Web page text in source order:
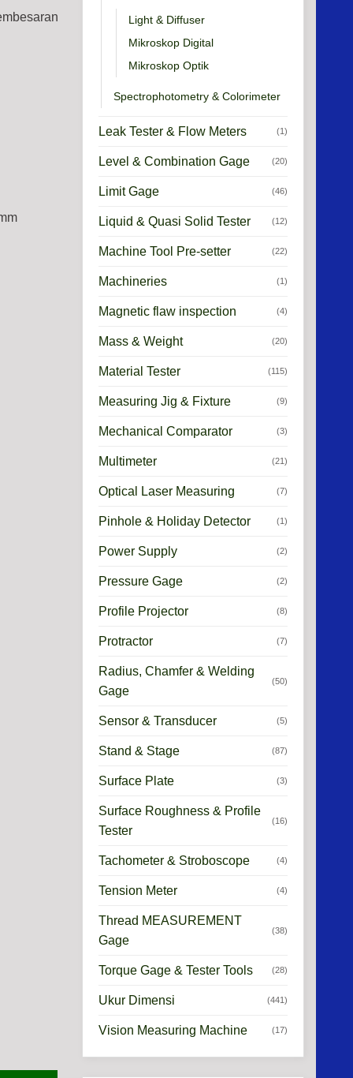
Light & Diffuser
Mikroskop Digital
Mikroskop Optik
Spectrophotometry & Colorimeter
Leak Tester & Flow Meters (1)
Level & Combination Gage (20)
Limit Gage (46)
Liquid & Quasi Solid Tester (12)
Machine Tool Pre-setter (22)
Machineries (1)
Magnetic flaw inspection (4)
Mass & Weight (20)
Material Tester (115)
Measuring Jig & Fixture (9)
Mechanical Comparator (3)
Multimeter (21)
Optical Laser Measuring (7)
Pinhole & Holiday Detector (1)
Power Supply (2)
Pressure Gage (2)
Profile Projector (8)
Protractor (7)
Radius, Chamfer & Welding
Gage
(50)
Sensor & Transducer (5)
Stand & Stage (87)
Surface Plate (3)
Surface Roughness & Profile
Tester
(16)
Tachometer & Stroboscope (4)
Tension Meter (4)
Thread MEASUREMENT
Gage
(38)
Torque Gage & Tester Tools (28)
Ukur Dimensi (441)
Vision Measuring Machine (17)